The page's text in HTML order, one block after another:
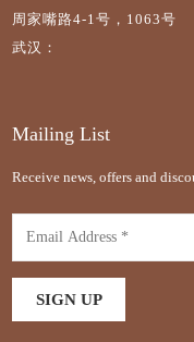
周家嘴路4-1号，1063号
武汉：
Mailing List
Receive news, offers and